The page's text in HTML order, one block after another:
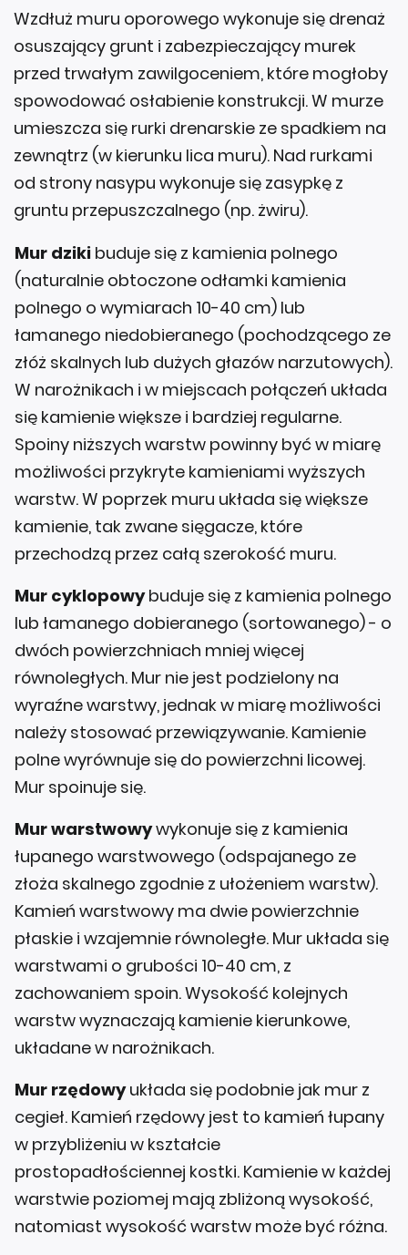
Wzdłuż muru oporowego wykonuje się drenaż
osuszający grunt i zabezpieczający murek
przed trwałym zawilgoceniem, które mogłoby
spowodować osłabienie konstrukcji. W murze
umieszcza się rurki drenarskie ze spadkiem na
zewnątrz (w kierunku lica muru). Nad rurkami
od strony nasypu wykonuje się zasypkę z
gruntu przepuszczalnego (np. żwiru).
Mur dziki buduje się z kamienia polnego
(naturalnie obtoczone odłamki kamienia
polnego o wymiarach 10-40 cm) lub
łamanego niedobieranego (pochodzącego ze
złóż skalnych lub dużych głazów narzutowych).
W narożnikach i w miejscach połączeń układa
się kamienie większe i bardziej regularne.
Spoiny niższych warstw powinny być w miarę
możliwości przykryte kamieniami wyższych
warstw. W poprzek muru układa się większe
kamienie, tak zwane sięgacze, które
przechodzą przez całą szerokość muru.
Mur cyklopowybuduje się z kamienia polnego
lub łamanego dobieranego (sortowanego) - o
dwóch powierzchniach mniej więcej
równoległych. Mur nie jest podzielony na
wyraźne warstwy, jednak w miarę możliwości
należy stosować przewiązywanie. Kamienie
polne wyrównuje się do powierzchni licowej.
Mur spoinuje się.
Mur warstwowywykonuje się z kamienia
łupanego warstwowego (odspajanego ze
złoża skalnego zgodnie z ułożeniem warstw).
Kamień warstwowy ma dwie powierzchnie
płaskie i wzajemnie równoległe. Mur układa się
warstwami o grubości 10-40 cm, z
zachowaniem spoin. Wysokość kolejnych
warstw wyznaczają kamienie kierunkowe,
układane w narożnikach.
Mur rzędowyukłada się podobnie jak mur z
cegieł. Kamień rzędowy jest to kamień łupany
w przybliżeniu w kształcie
prostopadłościennej kostki. Kamienie w każdej
warstwie poziomej mają zbliżoną wysokość,
natomiast wysokość warstw może być różna.